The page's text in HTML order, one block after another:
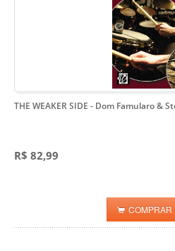
THE WEAKER SIDE - Dom Famularo &
R$ 82,99
COMPRAR